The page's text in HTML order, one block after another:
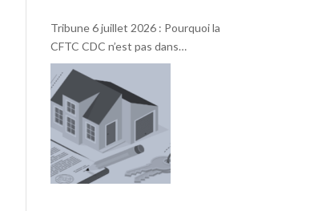
Tribune 6 juillet 2026 : Pourquoi la
CFTC CDC n’est pas dans
l’intersyndicale « Pouvoir d’achat »
et Rentrée 2026 .